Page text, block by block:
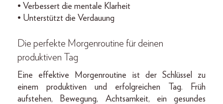
• Verbessert die mentale Klarheit
• Unterstützt die Verdauung
Die perfekte Morgenroutine für deinen
produktiven Tag
Eine effektive Morgenroutine ist der Schlüssel zu
einem produktiven und erfolgreichen Tag. Früh
aufstehen, Bewegung, Achtsamkeit, ein gesundes